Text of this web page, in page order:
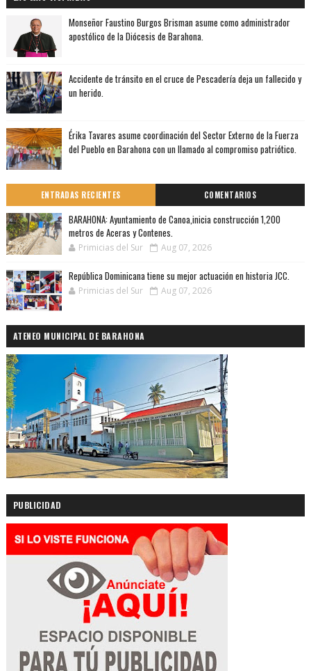
Monseñor Faustino Burgos Brisman asume como administrador
apostólico de la Diócesis de Barahona.
Accidente de tránsito en el cruce de Pescadería deja un fallecido y
un herido.
Érika Tavares asume coordinación del Sector Externo de la Fuerza
del Pueblo en Barahona con un llamado al compromiso patriótico.
ENTRADAS RECIENTES COMENTARIOS
BARAHONA: Ayuntamiento de Canoa,inicia construcción 1,200
metros de Aceras y Contenes.
Primicias del Sur Aug 07, 2026
República Dominicana tiene su mejor actuación en historia JCC.
Primicias del Sur Aug 07, 2026
ATENEO MUNICIPAL DE BARAHONA
PUBLICIDAD